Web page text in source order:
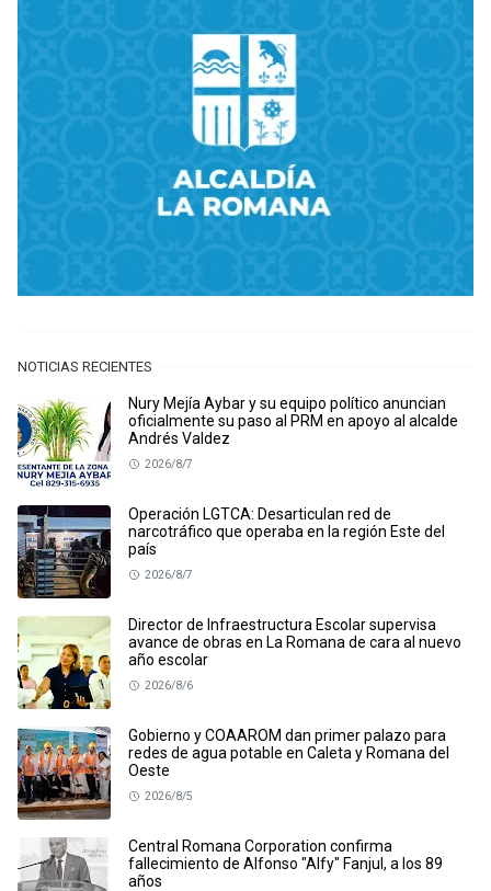
NOTICIAS RECIENTES
Nury Mejía Aybar y su equipo político anuncian
oficialmente su paso al PRM en apoyo al alcalde
Andrés Valdez
2026/8/7
Operación LGTCA: Desarticulan red de
narcotráfico que operaba en la región Este del
país
2026/8/7
Director de Infraestructura Escolar supervisa
avance de obras en La Romana de cara al nuevo
año escolar
2026/8/6
Gobierno y COAAROM dan primer palazo para
redes de agua potable en Caleta y Romana del
Oeste
2026/8/5
Central Romana Corporation confirma
fallecimiento de Alfonso "Alfy" Fanjul, a los 89
años